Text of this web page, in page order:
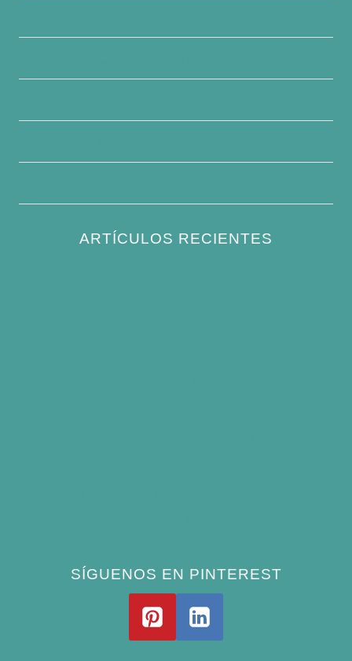
ARTÍCULOS RECIENTES
SÍGUENOS EN PINTEREST